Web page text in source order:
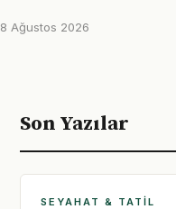
8 Ağustos 2026
Son Yazılar
SEYAHAT & TATIL